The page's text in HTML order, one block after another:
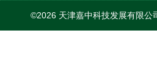
©2026 天津嘉中科技发展有限